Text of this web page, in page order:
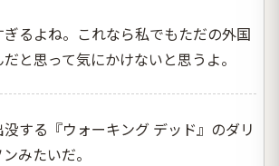
ぎるよね。これなら私でもただの外国
と思って気にかけないと思うよ。
没する『ウォーキング デッド』のダリ
みたいだ。